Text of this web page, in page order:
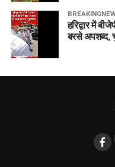
हरिद्वार में
बरसे अपशब्द,